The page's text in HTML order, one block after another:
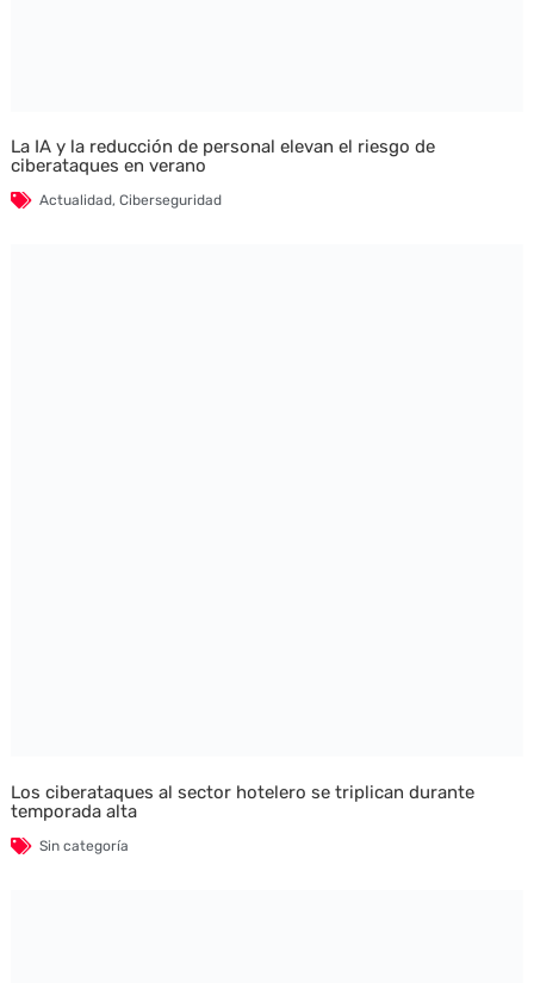
La IA y la reducción de personal elevan el riesgo de
ciberataques en verano
Actualidad, Ciberseguridad
Los ciberataques al sector hotelero se triplican durante
temporada alta
Sin categoría